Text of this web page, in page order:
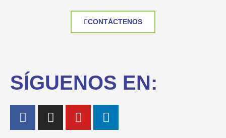
CONTÁCTENOS
SÍGUENOS EN: